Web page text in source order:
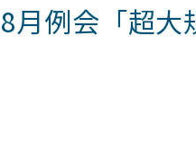
8月例会「超大